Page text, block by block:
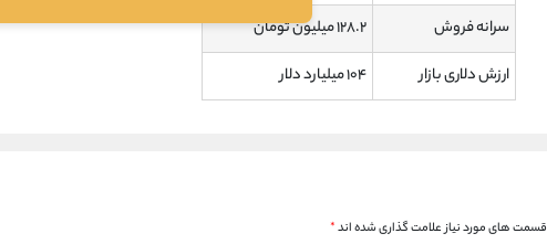
سرانه فروش
۱۲۸.۲ میلیون تومان
ارزش دلاری بازار
۱۰۴ میلیارد دلار
قسمت های مورد نیاز علامت گذاری شده اند*